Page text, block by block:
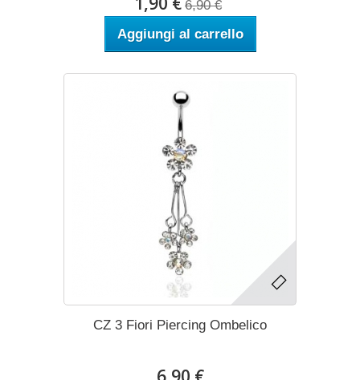
6,90 €
Aggiungi al carrello
CZ 3 Fiori Piercing Ombelico